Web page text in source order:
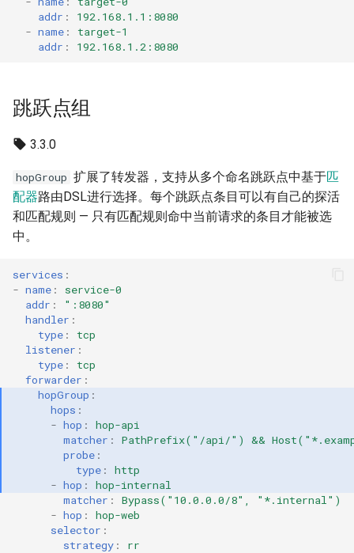
addr :
192.168.1.1:8080
- name :
target-1
addr : 192.168.1.2:8080
跳跃点组
3.3.0
hopGroup 扩展了转发器，支持从多个命名跳跃点中基于匹
配器路由DSL进行选择。每个跳跃点条目可以有自己的探活
和匹配规则 — 只有匹配规则命中当前请求的条目才能被选
中。
services :
- name :
service-0
addr :
":8080"
handler :
type :
tcp
listener :
type :
tcp
forwarder :
hopGroup :
hops :
- hop :
hop-api
matcher :
PathPrefix("/api/") &&
probe :
type :
http
- hop :
hop-internal
matcher :
Bypass("10.0.0.0/8", "*.internal")
- hop :
hop-web
selector :
strategy : rr